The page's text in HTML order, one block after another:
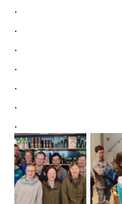
.
.
.
.
.
.
.